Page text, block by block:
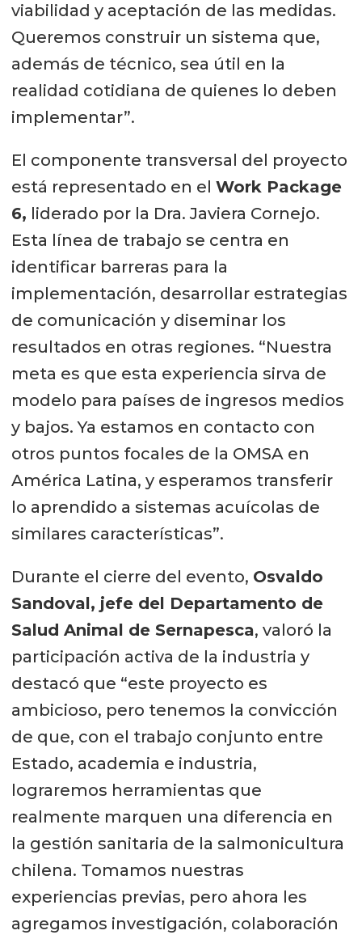
viabilidad y aceptación de las medidas.
Queremos construir un sistema que,
además de técnico, sea útil en la
realidad cotidiana de quienes lo deben
implementar”.
El componente transversal del proyecto
está representado en el Work Package
6, liderado por la Dra. Javiera Cornejo.
Esta línea de trabajo se centra en
identificar barreras para la
implementación, desarrollar estrategias
de comunicación y diseminar los
resultados en otras regiones. “Nuestra
meta es que esta experiencia sirva de
modelo para países de ingresos medios
y bajos. Ya estamos en contacto con
otros puntos focales de la OMSA en
América Latina, y esperamos transferir
lo aprendido a sistemas acuícolas de
similares características”.
Durante el cierre del evento, Osvaldo
Sandoval, jefe del Departamento de
Salud Animal de Sernapesca, valoró la
participación activa de la industria y
destacó que “este proyecto es
ambicioso, pero tenemos la convicción
de que, con el trabajo conjunto entre
Estado, academia e industria,
lograremos herramientas que
realmente marquen una diferencia en
la gestión sanitaria de la salmonicultura
chilena. Tomamos nuestras
experiencias previas, pero ahora les
agregamos investigación, colaboración